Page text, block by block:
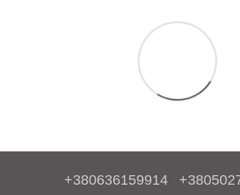
+380636159914